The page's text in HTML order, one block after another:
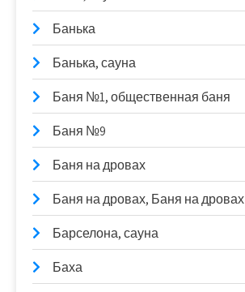
Банька
Банька, сауна
Баня №1, общественная баня
Баня №9
Баня на дровах
Баня на дровах, Баня на дровах
Барселона, сауна
Баха